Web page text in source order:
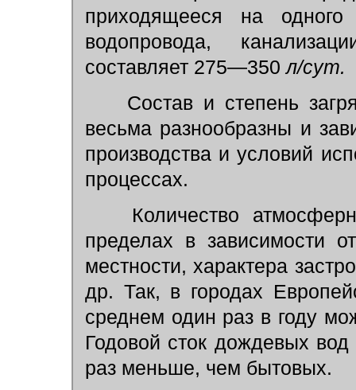
приходящееся на
водопровода,
составляет 275—350л/сут.
Состав и степень
весьма разнообразны и
производства и условий
процессах.
Количество
пределах в зависимости
местности, характера
др. Так, в городах
среднем один раз в году
Годовой сток дождевых
раз меньше, чем бытовых.